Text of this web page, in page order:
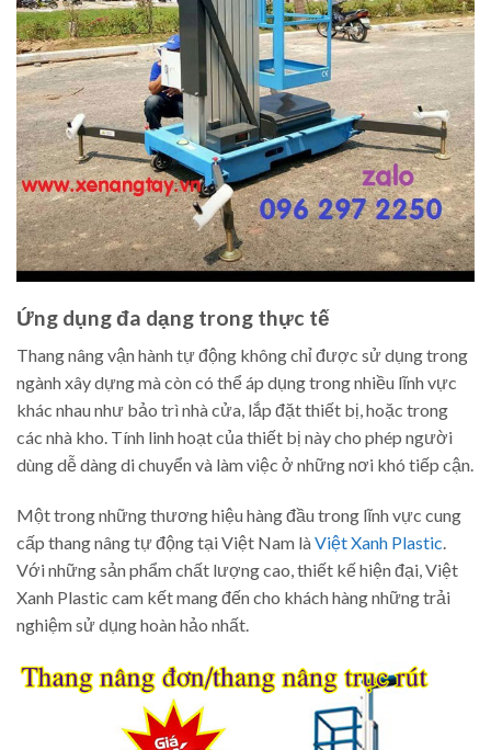
Ứng dụng đa dạng trong thực tế
Thang nâng vận hành tự động không chỉ được sử dụng trong
ngành xây dựng mà còn có thể áp dụng trong nhiều lĩnh vực
khác nhau như bảo trì nhà cửa, lắp đặt thiết bị, hoặc trong
các nhà kho. Tính linh hoạt của thiết bị này cho phép người
dùng dễ dàng di chuyển và làm việc ở những nơi khó tiếp cận.
Một trong những thương hiệu hàng đầu trong lĩnh vực cung
cấp thang nâng tự động tại Việt Nam làViệt Xanh Plastic.
Với những sản phẩm chất lượng cao, thiết kế hiện đại, Việt
Xanh Plastic cam kết mang đến cho khách hàng những trải
nghiệm sử dụng hoàn hảo nhất.